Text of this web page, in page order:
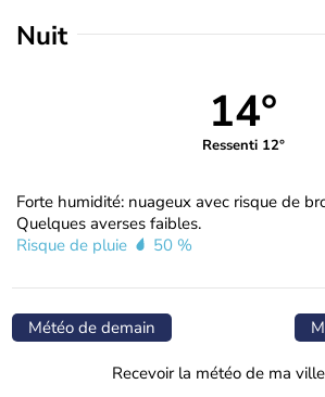
Nuit
14°
Ressenti 12°
Forte humidité: nuageux avec risque de
Quelques averses faibles.
Risque de pluie
50 %
Météo de demain
Recevoir la météo de ma ville